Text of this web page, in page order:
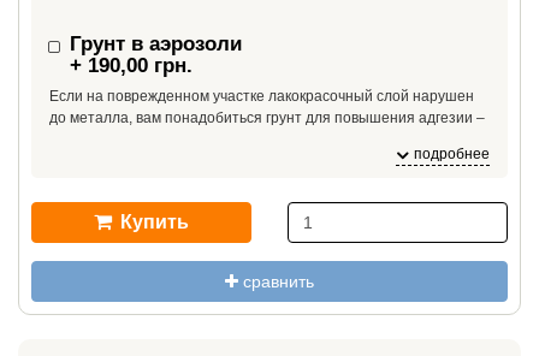
Грунт в аэрозоли
+ 190,00 грн.
Если на поврежденном участке лакокрасочный слой нарушен
до металла, вам понадобиться грунт для повышения адгезии –
подробнее
Купить
сравнить